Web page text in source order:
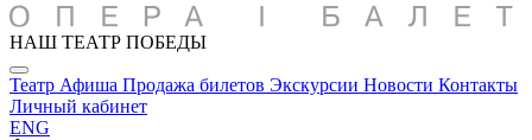
НАШ ТЕАТР ПОБЕДЫ
Театр Афиша Продажа билетов Экскурсии Новости Контакты
Личный кабинет
ENG